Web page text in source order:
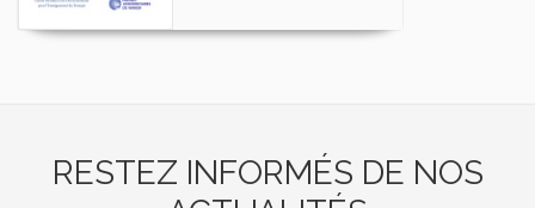
RESTEZ INFORMÉS DE NOS